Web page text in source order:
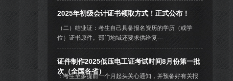
2025年初级会计证书领取方式！正式公布！
（二）结业证：考生自己具备报名资历的学历（或学
位）证书原件。部门地域还要求供给复···
证件制作2025低压电工证考试时间8月份第一批
次（全国各省）
：考生至多提前一个月起头关心通知，并预备好有关报